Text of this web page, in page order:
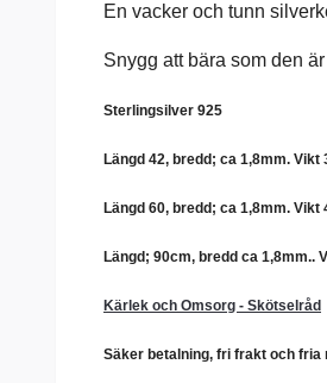
En vacker och tunn
Snygg att bära som den
Sterlingsilver 925
Längd 42, bredd; ca 1,8mm. Vikt
Längd 60, bredd; ca 1,8mm. Vikt
Längd; 90cm, bredd ca 1,8mm..
Kärlek och Omsorg - Skötselråd
Säker betalning, fri frakt och fria